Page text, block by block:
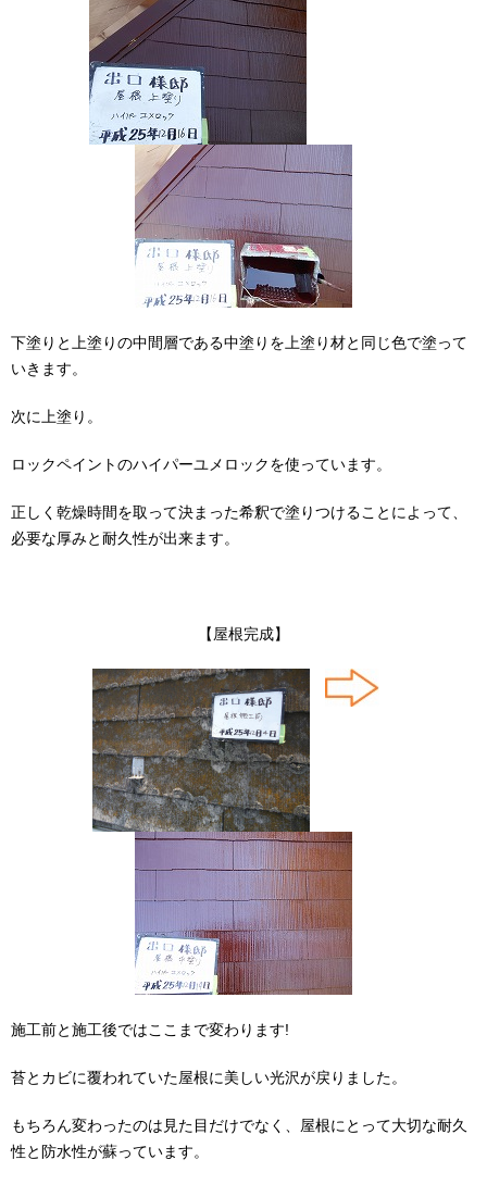
下塗りと上塗りの中間層である中塗りを上塗り材と同じ色で塗って
いきます。
次に上塗り。
ロックペイントのハイパーユメロックを使っています。
正しく乾燥時間を取って決まった希釈で塗りつけることによって、
必要な厚みと耐久性が出来ます。
【屋根完成】
施工前と施工後ではここまで変わります!
苔とカビに覆われていた屋根に美しい光沢が戻りました。
もちろん変わったのは見た目だけでなく、屋根にとって大切な耐久
性と防水性が蘇っています。